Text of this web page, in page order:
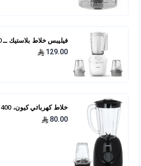
HR2041/10
129.00
BBB4015PP00 - اسود
80.00